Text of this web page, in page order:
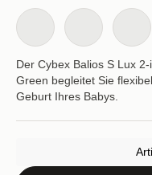
Der Cybex Balios S Lux
Green begleitet Sie
Geburt Ihres Babys.